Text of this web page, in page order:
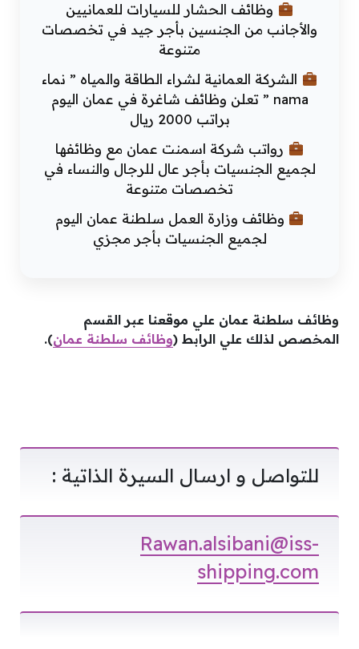
وظائف الحشار للسيارات للعمانيين
والأجانب من الجنسين بأجر جيد في تخصصات
متنوعة
الشركة العمانية لشراء الطاقة والمياه ” نماء
nama ” تعلن وظائف شاغرة في عمان اليوم
براتب 2000 ريال
رواتب شركة اسمنت عمان مع وظائفها
لجميع الجنسيات بأجر عال للرجال والنساء في
تخصصات متنوعة
وظائف وزارة العمل سلطنة عمان اليوم
لجميع الجنسيات بأجر مجزي
وظائف سلطنة عمان علي موقعنا عبر القسم
المخصص لذلك علي الرابط (وظائف سلطنة عمان).
للتواصل و ارسال السيرة الذاتية :
Rawan.alsibani@iss-
shipping.com